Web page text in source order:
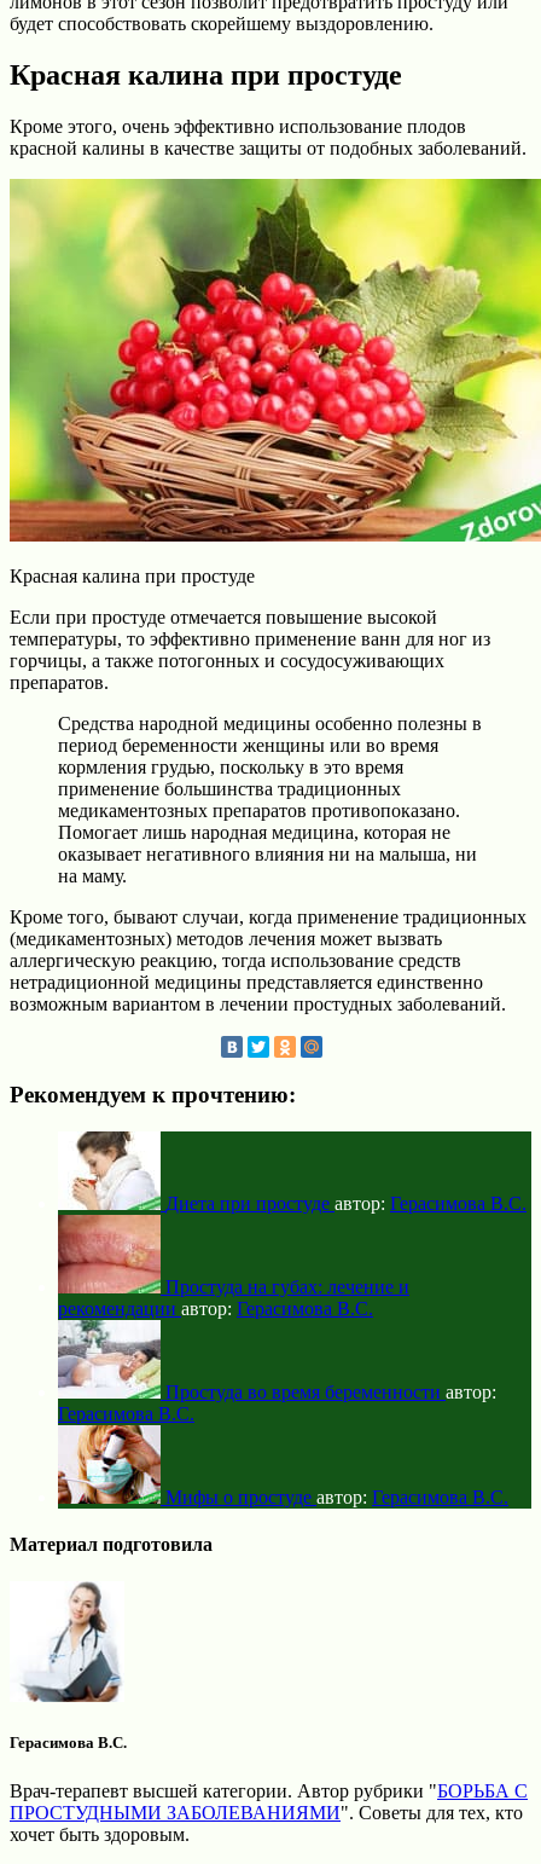
будет способствовать скорейшему выздоровлению.
Красная калина при простуде
Кроме этого, очень эффективно использование плодов
красной калины в качестве защиты от подобных заболеваний.
Красная калина при простуде
Если при простуде отмечается повышение высокой
температуры, то эффективно применение ванн для ног из
горчицы, а также потогонных и сосудосуживающих
препаратов.
Средства народной медицины особенно полезны в
период беременности женщины или во время
кормления грудью, поскольку в это время
применение большинства традиционных
медикаментозных препаратов противопоказано.
Помогает лишь народная медицина, которая не
оказывает негативного влияния ни на малыша, ни
на маму.
Кроме того, бывают случаи, когда применение традиционных
(медикаментозных) методов лечения может вызвать
аллергическую реакцию, тогда использование средств
нетрадиционной медицины представляется единственно
возможным вариантом в лечении простудных заболеваний.
Рекомендуем к прочтению:
Диета при простуде автор: Герасимова В.С.
Простуда на губах: лечение и
рекомендации автор: Герасимова В.С.
Простуда во время беременности автор:
Герасимова В.С.
Мифы о простуде автор: Герасимова В.С.
Материал подготовила
Герасимова В.С.
Врач-терапевт высшей категории. Автор рубрики "БОРЬБА С
ПРОСТУДНЫМИ ЗАБОЛЕВАНИЯМИ". Советы для тех, кто
хочет быть здоровым.